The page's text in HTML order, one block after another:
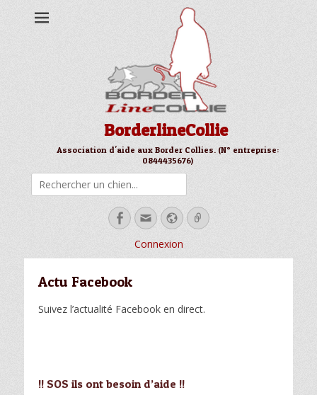
BorderlineCollie
Association d'aide aux Border Collies. (N° entreprise:
0844435676)
Facebook
EmailSite
web
Link
Connexion
Actu Facebook
Suivez l’actualité Facebook en direct.
!! SOS ils ont besoin d’aide !!